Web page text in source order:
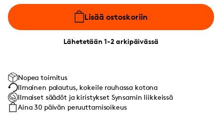
Lisää ostoskoriin
Lähetetään 1-2 arkipäivässä
Nopea toimitus
Ilmainen palautus, kokeile rauhassa kotona
Ilmaiset säädöt ja kiristykset Synsamin liikkeissä
Aina 30 päivän peruuttamisoikeus